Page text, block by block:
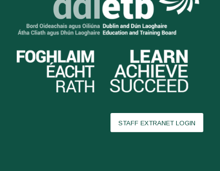
STAFF EXTRANET LOGIN